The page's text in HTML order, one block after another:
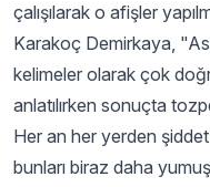
çalışılarak o afişler
Karakoç Demirkaya,
kelimeler olarak çok
anlatılırken sonuçta
Her an her yerden
bunları biraz daha